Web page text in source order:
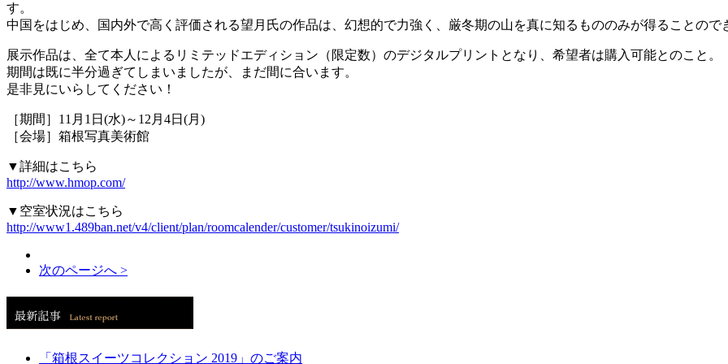
す。
中国をはじめ、国内外で高く評価される望月氏の作品は、幻想的で力強く、厳冬期の山を真に知るもののみが得ることので
展示作品は、全て本人によるリミテッドエディション（限定数）のデジタルプリントとなり、希望者は購入可能とのこと。
期間は既に半分過ぎてしまいましたが、まだ間に合います。
是非見にいらしてください！
［期間］11月1日(水)～12月4日(月)
［会場］箱根写真美術館
▼詳細はこちら
http://www.hmop.com/
▼空室状況はこちら
http://www1.489ban.net/v4/client/plan/roomcalender/customer/tsukinoizumi/
次のページへ >
「箱根スイーツコレクション 2019」のご案内